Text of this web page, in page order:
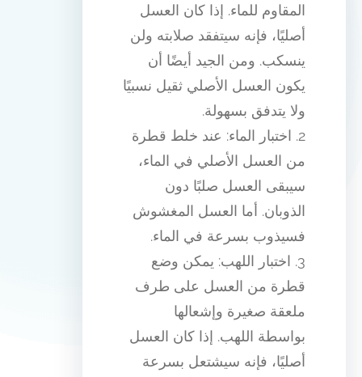
المقاوم للماء. إذا كان العسل
أصليًا، فإنه سيتفقد صلابته ولن
ينسكب. ومن الجيد أيضًا أن
يكون العسل الأصلي ثقيل نسبيًا
ولا يتدفق بسهولة.
2. اختبار الماء: عند خلط قطرة
من العسل الأصلي في الماء،
سيبقى العسل صلبًا دون
الذوبان. أما العسل المغشوش
فسيذوب بسرعة في الماء.
3. اختبار اللهب: يمكن وضع
قطرة من العسل على طرف
ملعقة صغيرة وإشعالها
بواسطة اللهب. إذا كان العسل
أصليًا، فإنه سيشتعل بسرعة